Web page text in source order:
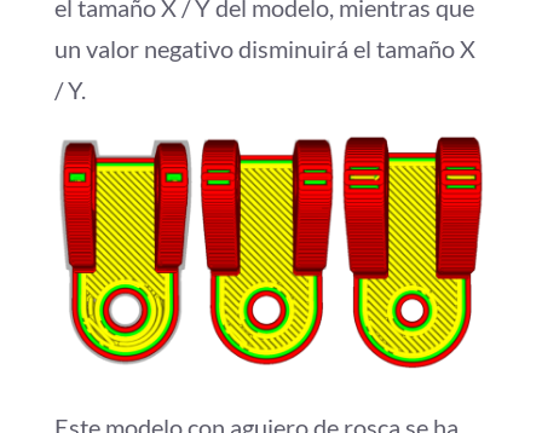
el tamaño X / Y del modelo, mientras que
un valor negativo disminuirá el tamaño X
/ Y.
Este modelo con agujero de rosca se ha